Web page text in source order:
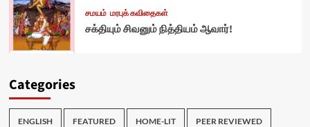
சமயம் மரபுக் கவிதைகள்
சக்தியும் சிவனும் நித்தியம் ஆவார்!
Categories
ENGLISH FEATURED HOME-LIT PEER REVIEWED